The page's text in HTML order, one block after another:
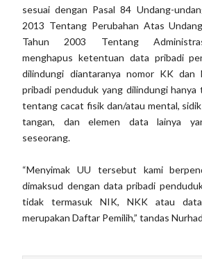
sesuai dengan Pasal 84 Undang-
2013 Tentang Perubahan Atas
Tahun 2003 Tentang
menghapus ketentuan data pribadi
dilindungi diantaranya nomor KK dan
pribadi penduduk yang dilindungi
tentang cacat fisik dan/atau mental,
tangan, dan elemen data lainya
seseorang.
“Menyimak UU tersebut kami
dimaksud dengan data pribadi
tidak termasuk NIK, NKK atau
merupakan Daftar Pemilih,” tandas